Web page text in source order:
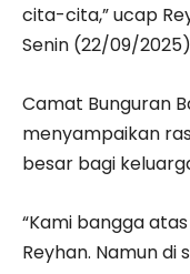
cita-cita,” ucap
Senin (22/09/
Camat Bunguran
menyampaikan
besar bagi
“Kami bangga
Reyhan. Namun di